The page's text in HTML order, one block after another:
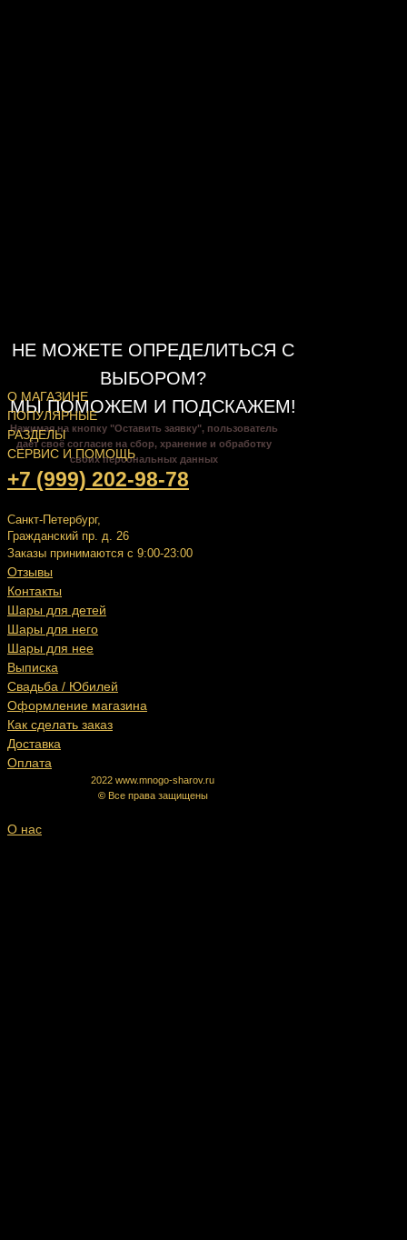
НЕ МОЖЕТЕ ОПРЕДЕЛИТЬСЯ С
ВЫБОРОМ?
МЫ ПОМОЖЕМ И ПОДСКАЖЕМ!
Нажимая на кнопку "Оставить заявку", пользователь
даёт своё согласие на сбор, хранение и обработку
своих персональных данных
О МАГАЗИНЕ
ПОПУЛЯРНЫЕ
РАЗДЕЛЫ
СЕРВИС И ПОМОЩЬ
+7 (999) 202-98-78
Санкт-Петербург,
Гражданский пр. д. 26
Заказы принимаются с 9:00-23:00
Отзывы
Контакты
Шары для детей
Шары для него
Шары для нее
Выписка
Свадьба / Юбилей
Оформление магазина
Как сделать заказ
Доставка
Оплата
2022 www.mnogo-sharov.ru
© Все права защищены
О нас